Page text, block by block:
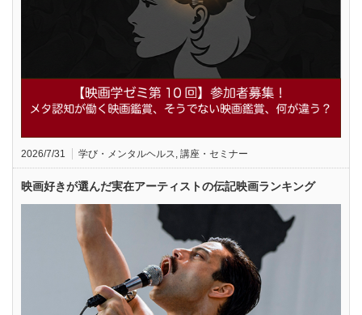
2026/7/31 学び・メンタルヘルス, 講座・セミナー
映画好きが選んだ実在アーティストの伝記映画ランキング